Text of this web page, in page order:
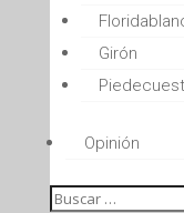
Girón
Opinión